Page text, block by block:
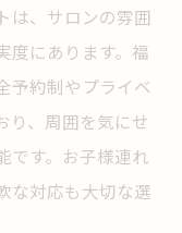
は、サロンの雰囲
度にあります。福
予約制やプライベ
り、周囲を気にせ
です。お子様連れ
な対応も大切な選